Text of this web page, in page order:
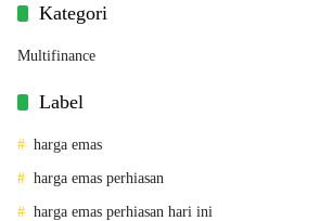
Kategori
Multifinance
Label
harga emas
harga emas perhiasan
harga emas perhiasan hari ini